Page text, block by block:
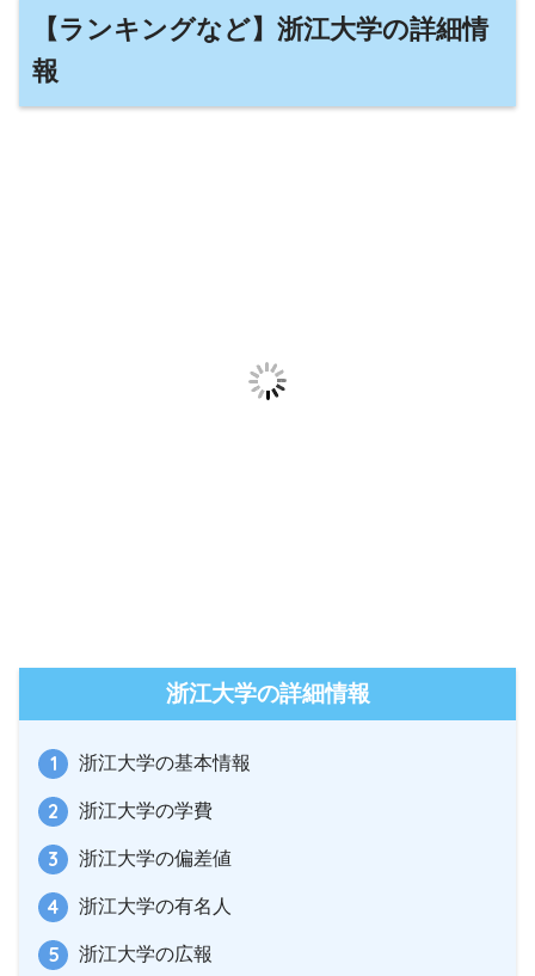
【ランキングなど】浙江大学の詳細情
報
浙江大学の詳細情報
浙江大学の基本情報
浙江大学の学費
浙江大学の偏差値
浙江大学の有名人
浙江大学の広報